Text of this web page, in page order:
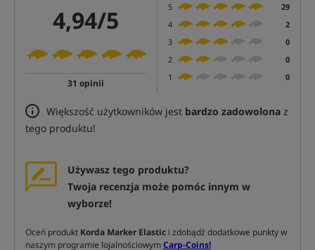
4,94/5
31 opinii
5
29
4
2
3
0
2
0
1
0
Większość użytkowników jest bardzo zadowolona z
tego produktu!
Używasz tego produktu?
Twoja recenzja może pomóc innym w
wyborze!
Oceń produkt Korda Marker Elastic i zdobądź dodatkowe punkty w
naszym programie lojalnościowymCarp-Coins!